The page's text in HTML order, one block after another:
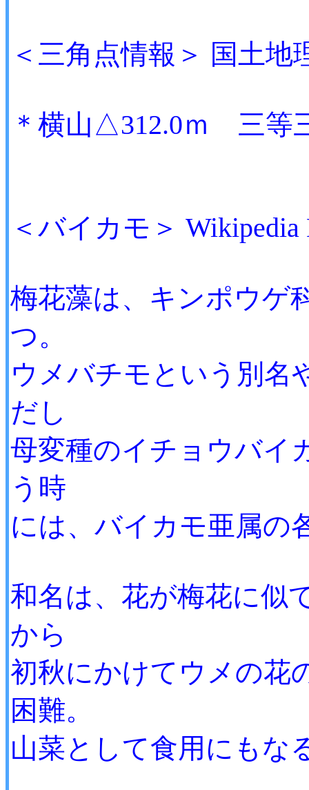
＜三角点情報＞ 国土地
＊横山△312.0ｍ 三等
＜バイカモ＞ Wikipedia
梅花藻は、キンポウゲ
つ。
ウメバチモという別名
だし
母変種のイチョウバ
う時
には、バイカモ亜属の
和名は、花が梅花に似
から
初秋にかけてウメの花
困難。
山菜として食用にもな